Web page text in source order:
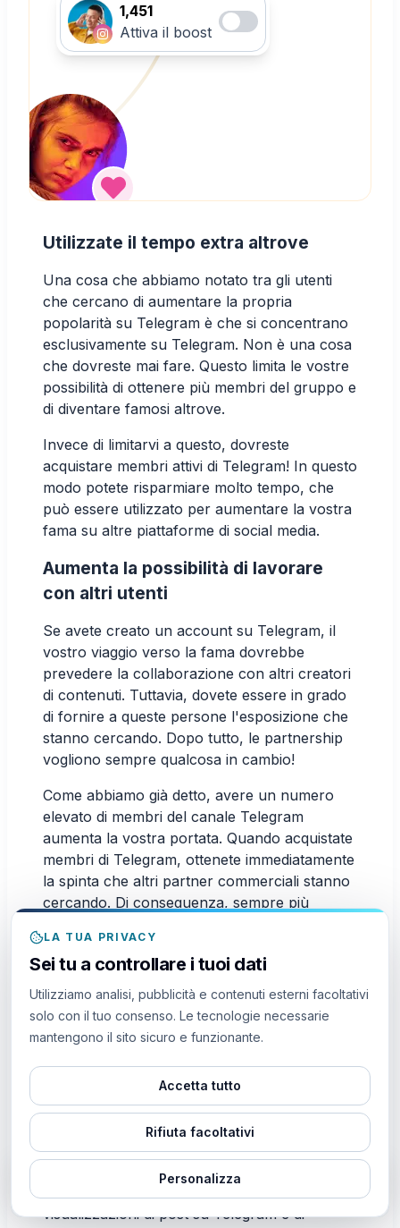
1,451
Attiva il boost
Utilizzate il tempo extra altrove
Una cosa che abbiamo notato tra gli utenti
che cercano di aumentare la propria
popolarità su Telegram è che si concentrano
esclusivamente su Telegram. Non è una cosa
che dovreste mai fare. Questo limita le vostre
possibilità di ottenere più membri del gruppo e
di diventare famosi altrove.
Invece di limitarvi a questo, dovreste
acquistare membri attivi di Telegram! In questo
modo potete risparmiare molto tempo, che
può essere utilizzato per aumentare la vostra
fama su altre piattaforme di social media.
Aumenta la possibilità di lavorare
con altri utenti
Se avete creato un account su Telegram, il
vostro viaggio verso la fama dovrebbe
prevedere la collaborazione con altri creatori
di contenuti. Tuttavia, dovete essere in grado
di fornire a queste persone l'esposizione che
stanno cercando. Dopo tutto, le partnership
vogliono sempre qualcosa in cambio!
Come abbiamo già detto, avere un numero
elevato di membri del canale Telegram
aumenta la vostra portata. Quando acquistate
membri di Telegram, ottenete immediatamente
la spinta che altri partner commerciali stanno
cercando. Di conseguenza, sempre più
cosa state aspettando?
Impedisce di spendere altrove
Per diventare famosi su un'app come
Telegram, il semplice tentativo di stimolare la
crescita organica non è sufficiente. Sarete
costretti a spendere un po' di soldi in alcune
fasi del vostro percorso. Avete mai visto
quelle pagine aziendali di grandi dimensioni
visualizzazioni di post su Telegram e di
Qualcuno da ha comprato 1K Views
LA TUA PRIVACY
Sei tu a controllare i tuoi dati
Utilizziamo analisi, pubblicità e contenuti esterni facoltativi
solo con il tuo consenso. Le tecnologie necessarie
mantengono il sito sicuro e funzionante.
Accetta tutto
Rifiuta facoltativi
Personalizza